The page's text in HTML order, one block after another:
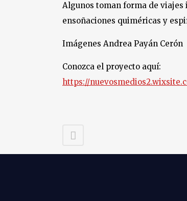
Algunos toman forma de
ensoñaciones quiméricas y
Imágenes Andrea Payán Cerón
Conozca el proyecto aquí:
https://